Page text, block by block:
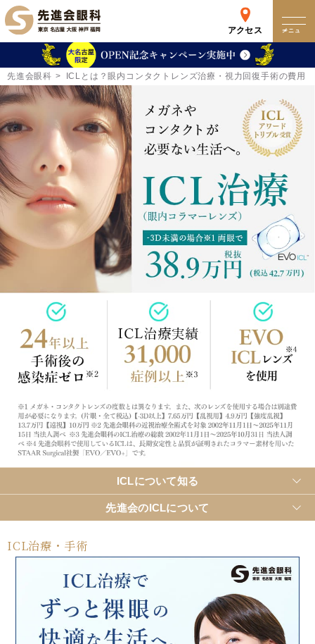
アクセス メニュー
来院検査WEB予約
予約専用ダイヤル
0120-049-113
受付時間 10:00-19:00
診療内容
手術・料金 アフターケア
ドクター紹介 よくあるご質問
クリニック
東京 新宿
新宿区西新宿
Web予約
名古屋
名古屋市中区錦
詳細 Web予約
大阪 梅田本院
大阪市北区梅田
詳細 Web予約
福岡 天神
福岡市中央区天神
詳細 Web予約
福岡県飯塚市川津
北海道札幌市東区
[ICL提携] 鹿児島園
田眼科
鹿児島市中央町
木村眼科 天王
寺院
大阪市天王寺区
先進会眼科 ICLとは？眼内コンタクトレンズ治療・視力回復手術の費用
ICL治療・手術
ICLについて知る
先進会のICLについて